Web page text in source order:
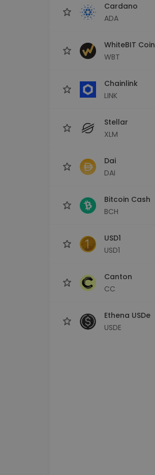
Cardano
ADA
WhiteBIT Coin
WBT
Chainlink
LINK
Stellar
XLM
Dai
DAI
Bitcoin Cash
BCH
USD1
USD1
Canton
CC
Ethena USDe
USDE